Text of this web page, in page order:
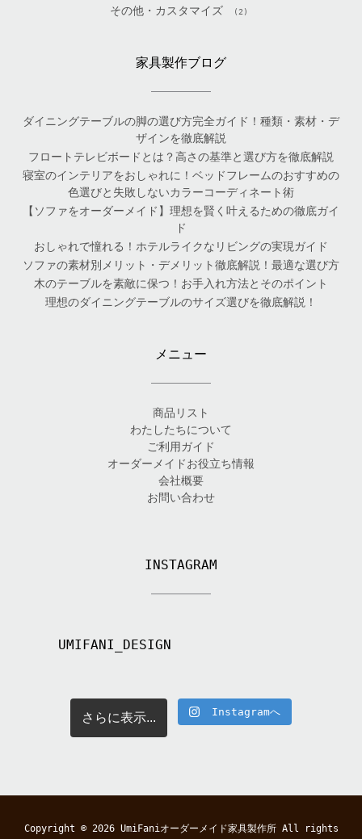
その他・カスタマイズ (2)
家具製作ブログ
ダイニングテーブルの脚の選び方完全ガイド！種類・素材・デ
ザインを徹底解説
フロートテレビボードとは？高さの基準と選び方を徹底解説
寝室のインテリアをおしゃれに！ベッドフレームのおすすめの
色選びと失敗しないカラーコーディネート術
【ソファをオーダーメイド】理想を賢く叶えるための徹底ガイ
ド
おしゃれで憧れる！ホテルライクなリビングの実現ガイド
ソファの素材別メリット・デメリット徹底解説！最適な選び方
木のテーブルを素敵に保つ！お手入れ方法とそのポイント
理想のダイニングテーブルのサイズ選びを徹底解説！
メニュー
商品リスト
わたしたちについて
ご利用ガイド
オーダーメイドお役立ち情報
会社概要
お問い合わせ
INSTAGRAM
UMIFANI_DESIGN
さらに表示... Instagramへ
Copyright © 2026 UmiFaniオーダーメイド家具製作所All rights